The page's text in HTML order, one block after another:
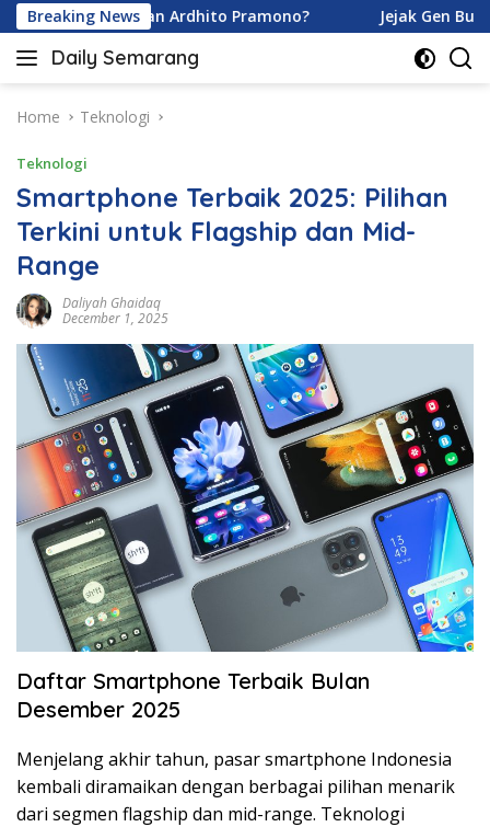
Skip
to
content
Breaking News
dan Ardhito Pramono? Jejak Gen Buka
Daily Semarang
"Semarang
Ini:
Terkini
untuk
Anda"
Home Teknologi
Teknologi
Smartphone Terbaik 2025: Pilihan
Terkini untuk Flagship dan Mid-
Range
Daliyah Ghaidaq
December 1, 2025
Daftar Smartphone Terbaik Bulan
Desember 2025
Menjelang akhir tahun, pasar smartphone Indonesia
kembali diramaikan dengan berbagai pilihan menarik
dari segmen flagship dan mid-range. Teknologi